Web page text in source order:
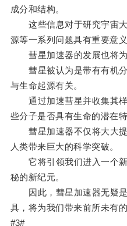
成分和结构。
这些信息对于研究宇宙大
源等一系列问题具有重要意义
彗星加速器的发展也将为
彗星被认为是带有有机分
与生命起源有关。
通过加速彗星并收集其样
些分子是否具有生命的潜在特
彗星加速器不仅将大大提
人类带来巨大的科学突破。
它将引领我们进入一个新
秘的新纪元。
因此，彗星加速器无疑是
具，将为我们带来前所未有
#3#